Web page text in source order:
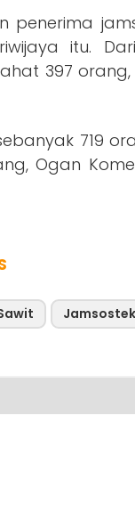
itu.
397 orang,
719
Ogan
Jamsostek